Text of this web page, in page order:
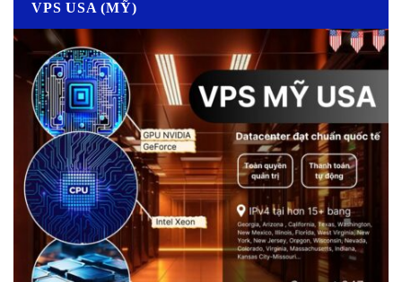
VPS USA (MỸ)